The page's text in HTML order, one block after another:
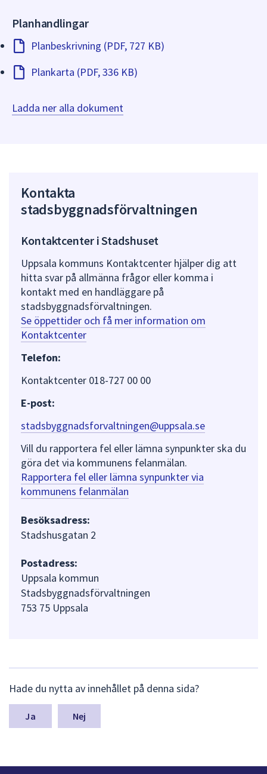
Planhandlingar
Planbeskrivning (PDF, 727 KB)
Plankarta (PDF, 336 KB)
Ladda ner alla dokument
Kontakta
stadsbyggnadsförvaltningen
Kontaktcenter i Stadshuset
Uppsala kommuns Kontaktcenter hjälper dig att
hitta svar på allmänna frågor eller komma i
kontakt med en handläggare på
stadsbyggnadsförvaltningen.
Se öppettider och få mer information om
Kontaktcenter
Telefon:
Kontaktcenter 018-727 00 00
E-post:
stadsbyggnadsforvaltningen@uppsala.se
Vill du rapportera fel eller lämna synpunkter ska du
göra det via kommunens felanmälan.
Rapportera fel eller lämna synpunkter via
kommunens felanmälan
Besöksadress:
Stadshusgatan 2
Postadress:
Uppsala kommun
Stadsbyggnadsförvaltningen
753 75 Uppsala
ä
m
a
n
Hade du nytta av innehållet på denna sida?
Nej